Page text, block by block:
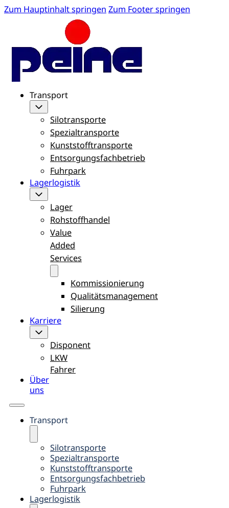
Zum Hauptinhalt springen Zum Footer springen
Transport
Silotransporte
Spezialtransporte
Kunststofftransporte
Entsorgungsfachbetrieb
Fuhrpark
Lagerlogistik
Lager
Rohstoffhandel
Value
Added
Services
Kommissionierung
Qualitätsmanagement
Silierung
Karriere
Disponent
LKW
Fahrer
Über
uns
Transport
Silotransporte
Spezialtransporte
Kunststofftransporte
Entsorgungsfachbetrieb
Fuhrpark
Lagerlogistik